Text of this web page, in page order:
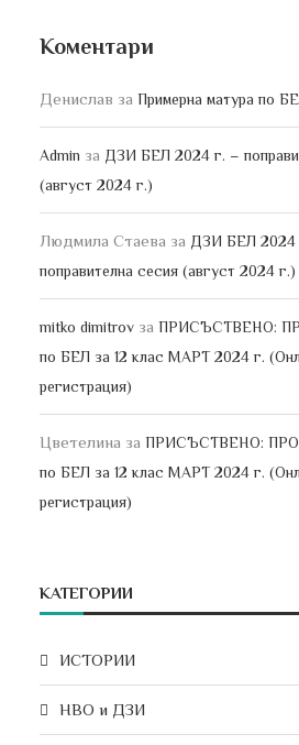
Коментари
Денислав за Примерна матура по
Admin за ДЗИ БЕЛ 2024 г. –
(август 2024 г.)
Людмила Стаева за ДЗИ БЕЛ 2024
поправителна сесия (август 2024 г.)
mitko dimitrov за ПРИСЪСТВЕНО:
по БЕЛ за 12 клас МАРТ 2024 г.
регистрация)
Цветелина за ПРИСЪСТВЕНО:
по БЕЛ за 12 клас МАРТ 2024 г.
регистрация)
КАТЕГОРИИ
ИСТОРИИ
НВО и ДЗИ